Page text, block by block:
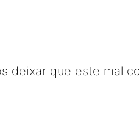
deixar que este mal